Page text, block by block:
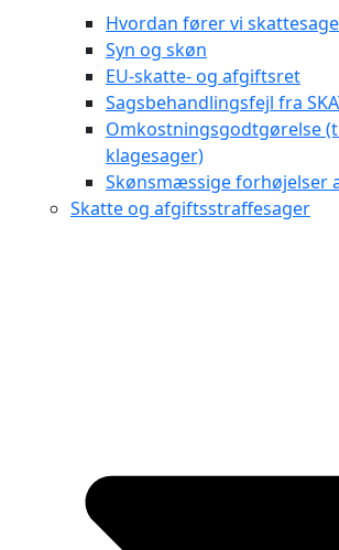
Hvordan fører vi
Syn og skøn
EU-skatte- og afgiftsret
Sagsbehandlingsfejl fra
Omkostningsgodtgørelse
klagesager)
Skønsmæssige forhøjelser
Skatte og afgiftsstraffesager